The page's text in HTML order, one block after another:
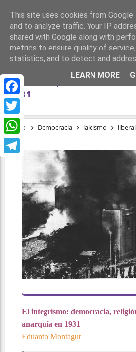
Facebook
Twitter
WhatsApp
Telegram
EL INTEGRISMO:
RELIGIÓN, DEMAGOGIA Y
1931
Inicio Democracia laicismo
El integrismo: democracia,
anarquía en 1931
Eduardo Montagut
This site uses cookies from
and to analyze traffic. Your IP
shared with Google along with
metrics to ensure quality of
statistics, and to detect and
LEARN MORE